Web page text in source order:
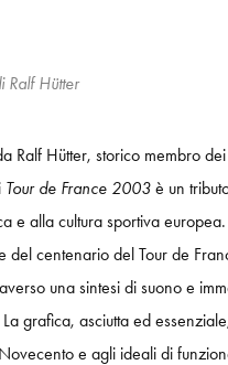
Ralf Hütter
Ralf Hütter, storico membro
Tour de France 2003 è un
e alla cultura sportiva europea.
del centenario del Tour de
una sintesi di suono e
grafica, asciutta ed
e agli ideali di